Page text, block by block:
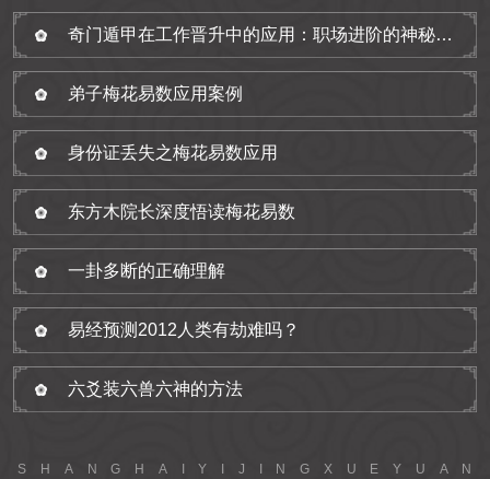
奇门遁甲在工作晋升中的应用：职场进阶的神秘指南
弟子梅花易数应用案例
身份证丢失之梅花易数应用
东方木院长深度悟读梅花易数
一卦多断的正确理解
易经预测2012人类有劫难吗？
六爻装六兽六神的方法
S H A N G H A Y J N G X U E Y U A N